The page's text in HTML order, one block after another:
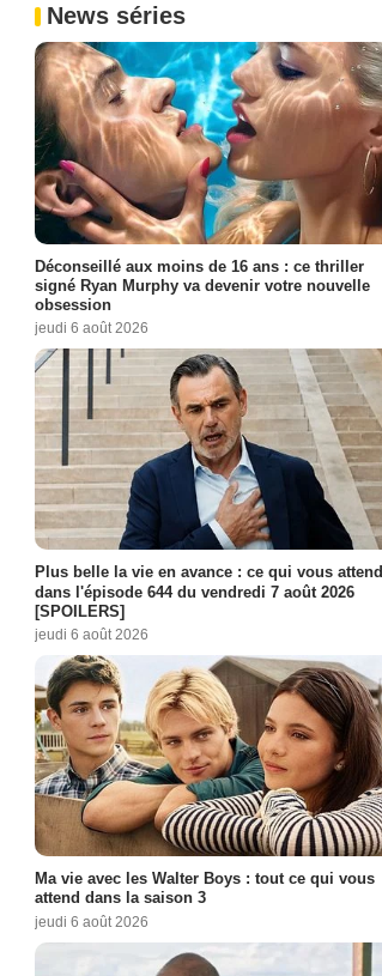
News séries
Déconseillé aux moins de 16 ans : ce thriller
signé Ryan Murphy va devenir votre nouvelle
obsession
jeudi 6 août 2026
Plus belle la vie en avance : ce qui vous attend
dans l'épisode 644 du vendredi 7 août 2026
[SPOILERS]
jeudi 6 août 2026
Ma vie avec les Walter Boys : tout ce qui vous
attend dans la saison 3
jeudi 6 août 2026